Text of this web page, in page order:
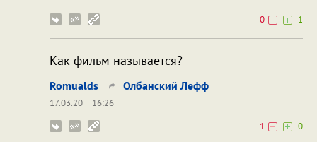
0
1
Как фильм называется?
Romualds Олбанский Лефф
17.03.20
16:26
1
0